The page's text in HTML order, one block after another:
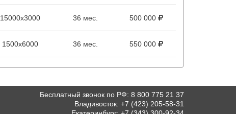
15000х3000 36 мес. 500 000
1500х6000 36 мес. 550 000
Бесплатный звонок по РФ: 8 800 775 21 37
Владивосток: +7 (423) 205-58-31